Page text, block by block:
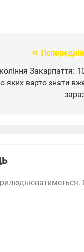
Закарпаття:
яких варто знати